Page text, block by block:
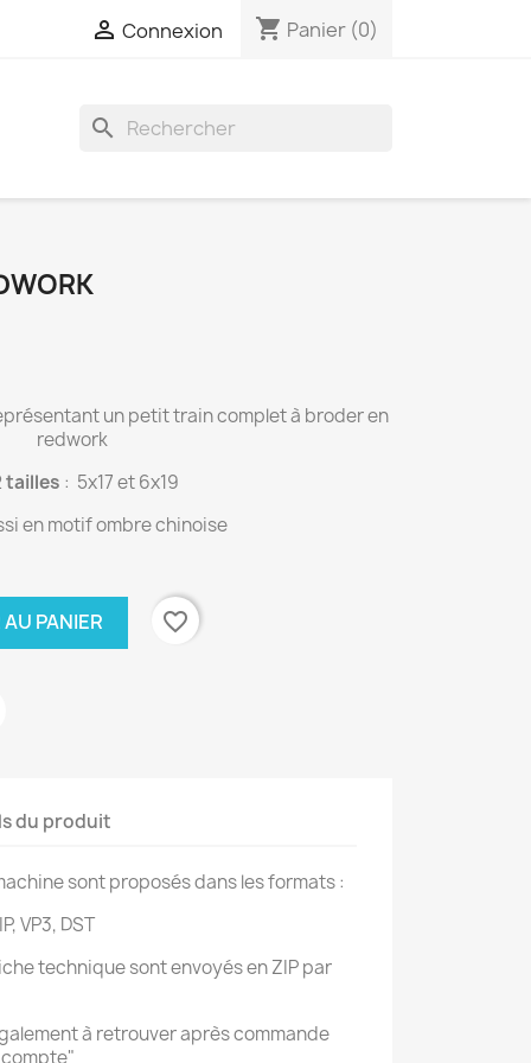
 Connexion shopping_cart Panier (0)
search
un petit train complet à broder en
redwork
tailles : 5x17 et 6x19
en motif ombre chinoise
PANIER favorite_border
du produit
sont proposés dans les formats :
VP3, DST
technique sont envoyés en ZIP par
à retrouver après commande